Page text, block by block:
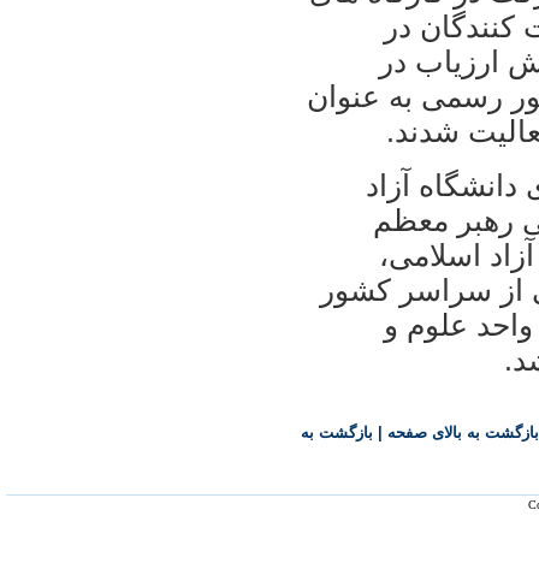
در
ارزیاب در
رسمی به عنوان
شدند.
آزاد
رهبر معظم
اسلامی،
دانشگاهی از سراسر كشور
علوم و
بازگشت به بالای صفحه بازگشت به